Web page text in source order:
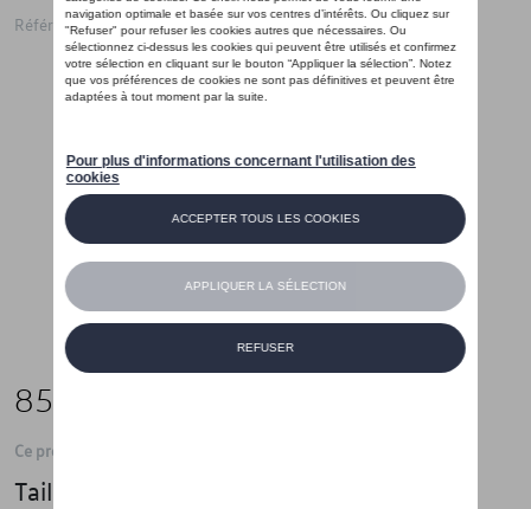
Référence: 3B4084131C UHS
85,00 €
Ce produit n'est actuellement pas de stock
Taille